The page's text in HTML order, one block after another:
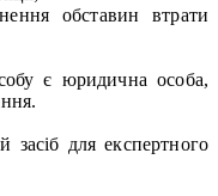
обставин втрати
є юридична особа,
засіб для експертного